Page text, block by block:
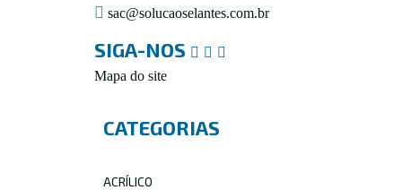
sac@solucaoselantes.com.br
SIGA-NOS
Mapa do site
CATEGORIAS
ACRÍLICO